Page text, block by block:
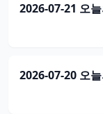
2026-07-21 오
2026-07-20 오